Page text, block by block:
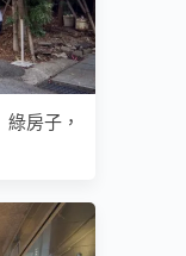
綠房子，